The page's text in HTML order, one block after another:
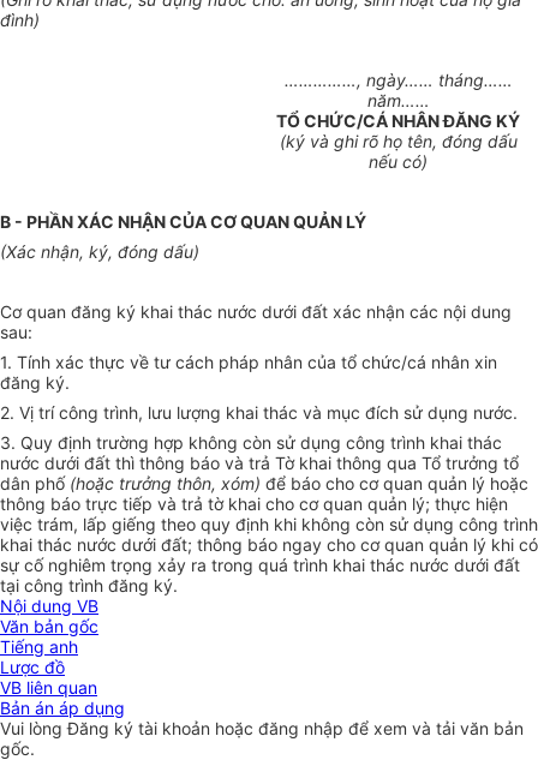
đình)
……………, ngày…… tháng……
năm……
TỔ CHỨC/CÁ NHÂN ĐĂNG KÝ
(ký và ghi rõ họ tên, đóng dấu
nếu có)
B - PHẦN XÁC NHẬN CỦA CƠ QUAN QUẢN LÝ
(Xác nhận, ký, đóng dấu)
Cơ quan đăng ký khai thác nước dưới đất xác nhận các nội dung
sau:
1. Tính xác thực về tư cách pháp nhân của tổ chức/cá nhân xin
đăng ký.
2. Vị trí công trình, lưu lượng khai thác và mục đích sử dụng nước.
3. Quy định trường hợp không còn sử dụng công trình khai thác
nước dưới đất thì thông báo và trả Tờ khai thông qua Tổ trưởng tổ
dân phố (hoặc trưởng thôn, xóm) để báo cho cơ quan quản lý hoặc
thông báo trực tiếp và trả tờ khai cho cơ quan quản lý; thực hiện
việc trám, lấp giếng theo quy định khi không còn sử dụng công trình
khai thác nước dưới đất; thông báo ngay cho cơ quan quản lý khi có
sự cố nghiêm trọng xảy ra trong quá trình khai thác nước dưới đất
tại công trình đăng ký.
Nội dung VB
Văn bản gốc
Tiếng anh
Lược đồ
VB liên quan
Bản án áp dụng
Vui lòngĐăng ký tài khoản hoặc đăng nhập để xem và tải văn bản
gốc.